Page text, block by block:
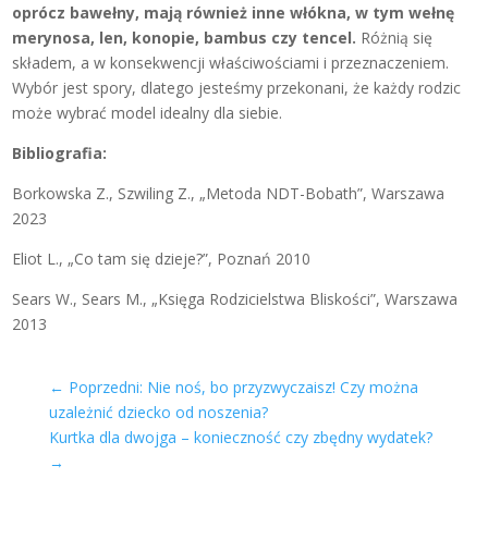
oprócz bawełny, mają również inne włókna, w tym wełnę
merynosa, len, konopie, bambus czy tencel. Różnią się
składem, a w konsekwencji właściwościami i przeznaczeniem.
Wybór jest spory, dlatego jesteśmy przekonani, że każdy rodzic
może wybrać model idealny dla siebie.
Bibliografia:
Borkowska Z., Szwiling Z., „Metoda NDT-Bobath”, Warszawa
2023
Eliot L., „Co tam się dzieje?”, Poznań 2010
Sears W., Sears M., „Księga Rodzicielstwa Bliskości”, Warszawa
2013
← Poprzedni: Nie noś, bo przyzwyczaisz! Czy można
uzależnić dziecko od noszenia?
Kurtka dla dwojga – konieczność czy zbędny wydatek?
→